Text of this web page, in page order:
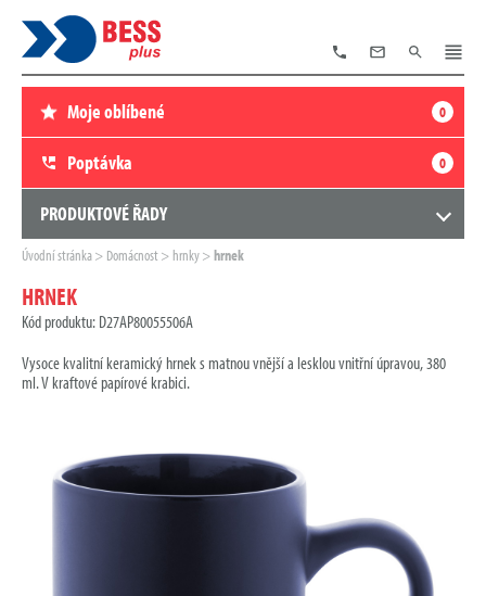
TELEFON
E-
MAIL
VYHLEDÁVÁNÍ
MENU
Moje oblíbené 0
Poptávka 0
PRODUKTOVÉ ŘADY
Zde
nacházíte:
Úvodní stránka Domácnost hrnky hrnek
HRNEK
Kód produktu: D27AP80055506A
Vysoce kvalitní keramický hrnek s matnou vnější a lesklou vnitřní úpravou, 380
ml. V kraftové papírové krabici.